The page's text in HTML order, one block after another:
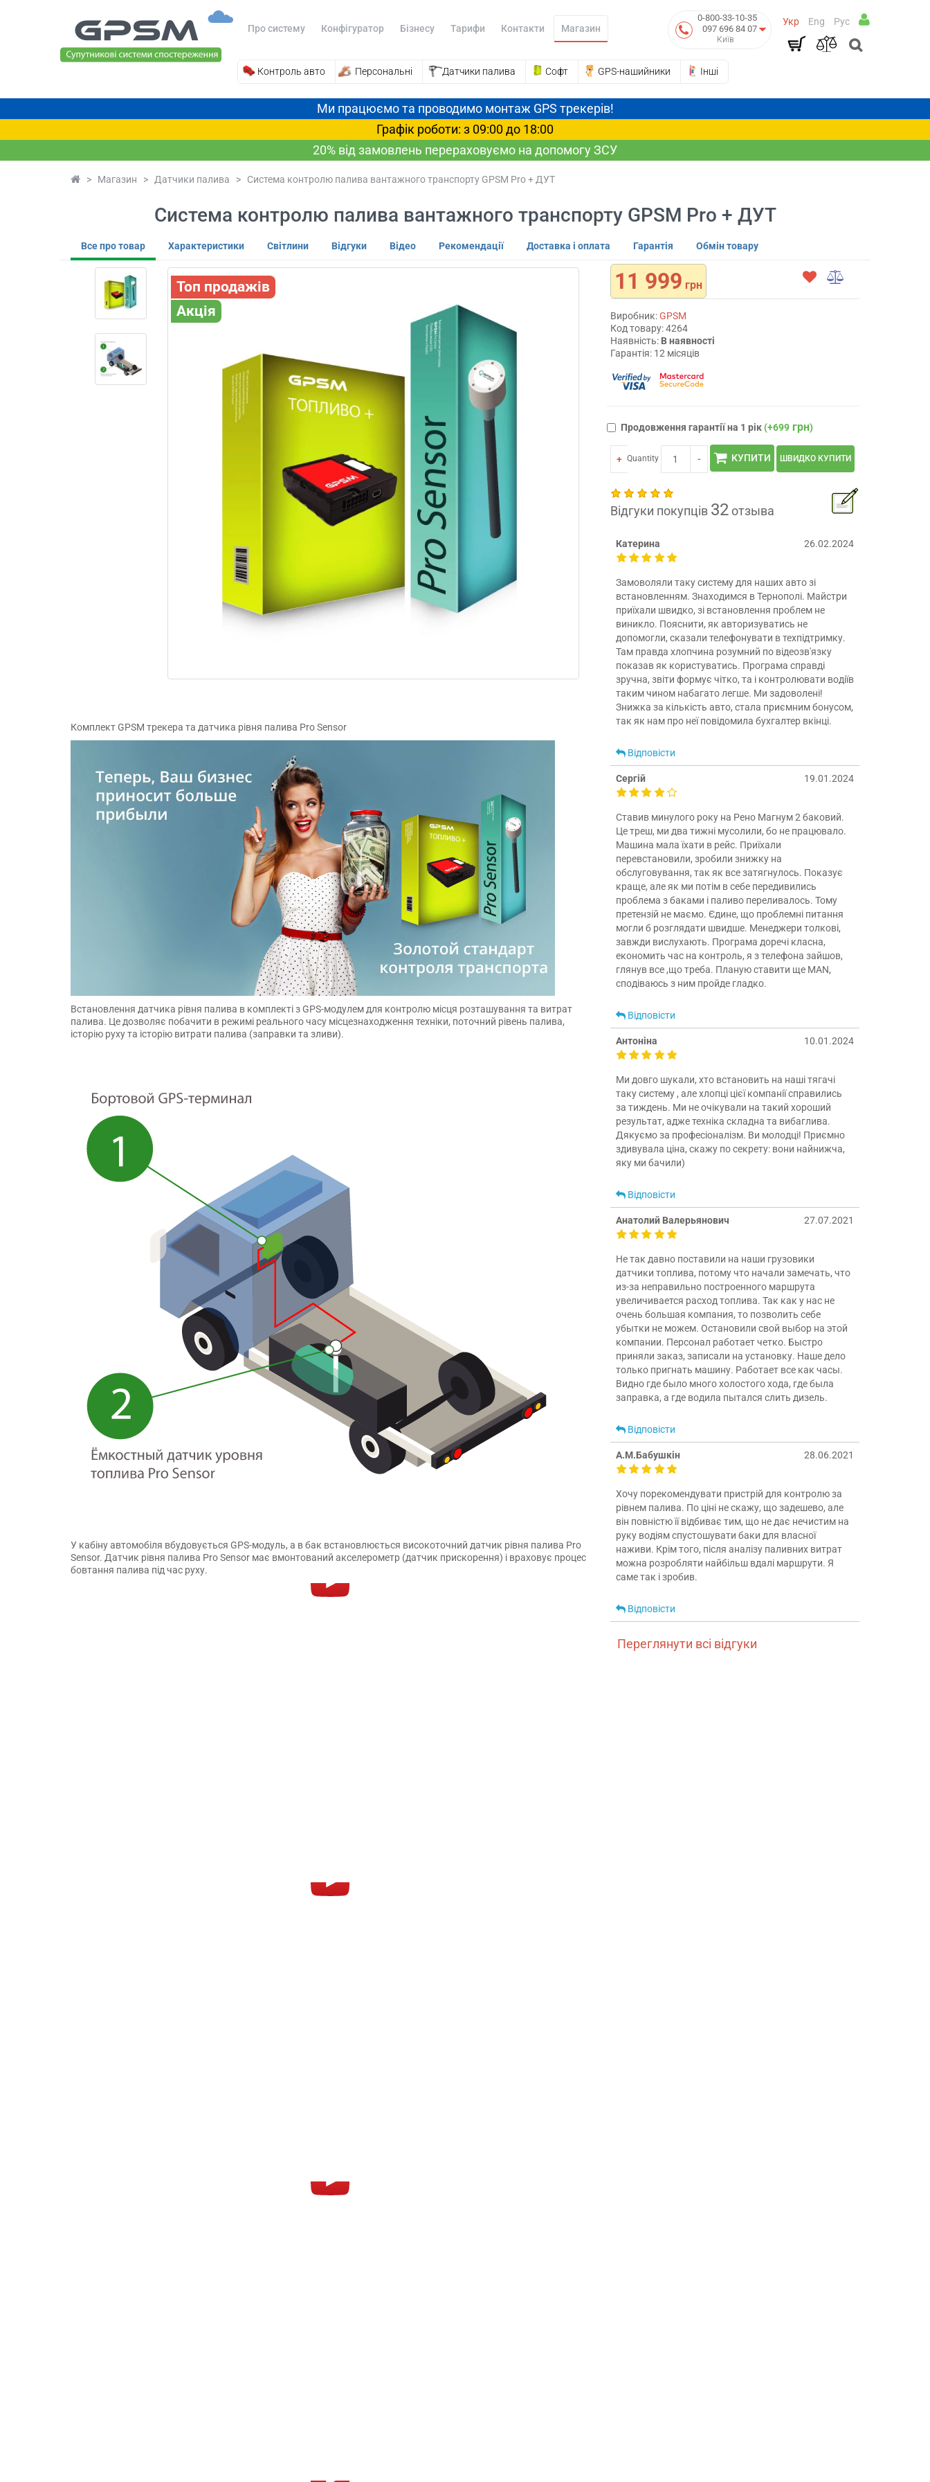
0-800-33-10-35
097 696 84 07
Київ
Укр Eng Рус
Про систему Конфігуратор Бізнесу Тарифи Контакти Магазин
Контроль авто Персональні Датчики палива Софт GPS-нашийники Інші
Ми працюємо та проводимо монтаж GPS трекерів!
Графік роботи: з 09:00 до 18:00
20% від замовлень перераховуємо на допомогу ЗСУ
> Магазин > Датчики палива > Система контролю палива вантажного транспорту GPSM Pro + ДУТ
Система контролю палива вантажного транспорту GPSM Pro + ДУТ
Все про товар Характеристики Світлини Відгуки Відео Рекомендації Доставка і оплата Гарантія Обмін товару
Топ продажів
Акція
Комплект GPSM трекера та датчика рівня палива Pro Sensor
Встановлення датчика рівня палива в комплекті з GPS-модулем для контролю місця розташування та витрат
палива. Це дозволяє побачити в режимі реального часу місцезнаходження техніки, поточний рівень палива,
історію руху та історію витрати палива (заправки та зливи).
У кабіну автомобіля вбудовується GPS-модуль, а в бак встановлюється високоточний датчик рівня палива Pro
Sensor. Датчик рівня палива Pro Sensor має вмонтований акселерометр (датчик прискорення) і враховує процес
бовтання палива під час руху.
11 999 грн
Виробник:GPSM
Код товару: 4264
Наявність: В наявності
Гарантія: 12 місяців
Продовження гарантії на 1 рік (+699 грн)
+ Quantity - КУПИТИ ШВИДКО КУПИТИ
Відгуки покупців 32отзыва
Катерина 26.02.2024
Замоволяли таку систему для наших авто зі
встановленням. Знаходимся в Тернополі. Майстри
приїхали швидко, зі встановлення проблем не
виникло. Пояснити, як авторизуватись не
допомогли, сказали телефонувати в техпідтримку.
Там правда хлопчина розумний по відеозв'язку
показав як користуватись. Програма справді
зручна, звіти формує чітко, та і контролювати водіїв
таким чином набагато легше. Ми задоволені!
Знижка за кількість авто, стала приємним бонусом,
так як нам про неї повідомила бухгалтер вкінці.
Відповісти
Сергій 19.01.2024
Ставив минулого року на Рено Магнум 2 баковий.
Це треш, ми два тижні мусолили, бо не працювало.
Машина мала їхати в рейс. Приїхали
перевстановили, зробили знижку на
обслуговування, так як все затягнулось. Показує
краще, але як ми потім в себе передивились
проблема з баками і паливо переливалось. Тому
претензій не маємо. Єдине, що проблемні питання
могли б розглядати швидше. Менеджери толкові,
завжди вислухають. Програма доречі класна,
економить час на контроль, я з телефона зайшов,
глянув все ,що треба. Планую ставити ще MAN,
сподіваюсь з ним пройде гладко.
Відповісти
Антоніна 10.01.2024
Ми довго шукали, хто встановить на наші тягачі
таку систему , але хлопці цієї компанії справились
за тиждень. Ми не очікували на такий хороший
результат, адже техніка складна та вибаглива.
Дякуємо за професіоналізм. Ви молодці! Приємно
здивувала ціна, скажу по секрету: вони найнижча,
яку ми бачили)
Відповісти
Анатолий Валерьянович 27.07.2021
Не так давно поставили на наши грузовики
датчики топлива, потому что начали замечать, что
из-за неправильно построенного маршрута
увеличивается расход топлива. Так как у нас не
очень большая компания, то позволить себе
убытки не можем. Остановили свой выбор на этой
компании. Персонал работает четко. Быстро
приняли заказ, записали на установку. Наше дело
только пригнать машину. Работает все как часы.
Видно где было много холостого хода, где была
заправка, а где водила пытался слить дизель.
Відповісти
А.М.Бабушкін 28.06.2021
Хочу порекомендувати пристрій для контролю за
рівнем палива. По ціні не скажу, що задешево, але
він повністю її відбиває тим, що не дає нечистим на
руку водіям спустошувати баки для власної
наживи. Крім того, після аналізу паливних витрат
можна розробляти найбільш вдалі маршрути. Я
саме так і зробив.
Відповісти
Переглянути всі відгуки